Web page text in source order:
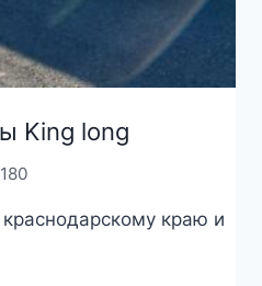
King long
краю и